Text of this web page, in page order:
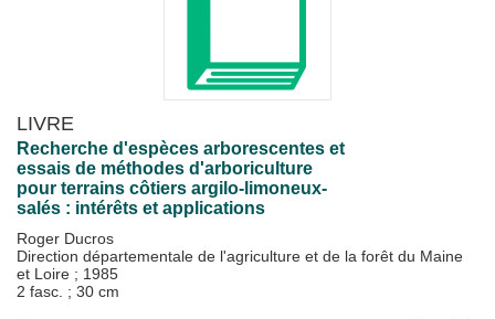
LIVRE
Recherche d'espèces arborescentes et
essais de méthodes d'arboriculture
pour terrains côtiers argilo-limoneux-
salés : intérêts et applications
Roger Ducros
Direction départementale de l'agriculture et de la forêt du Maine
et Loire ; 1985
2 fasc. ; 30 cm